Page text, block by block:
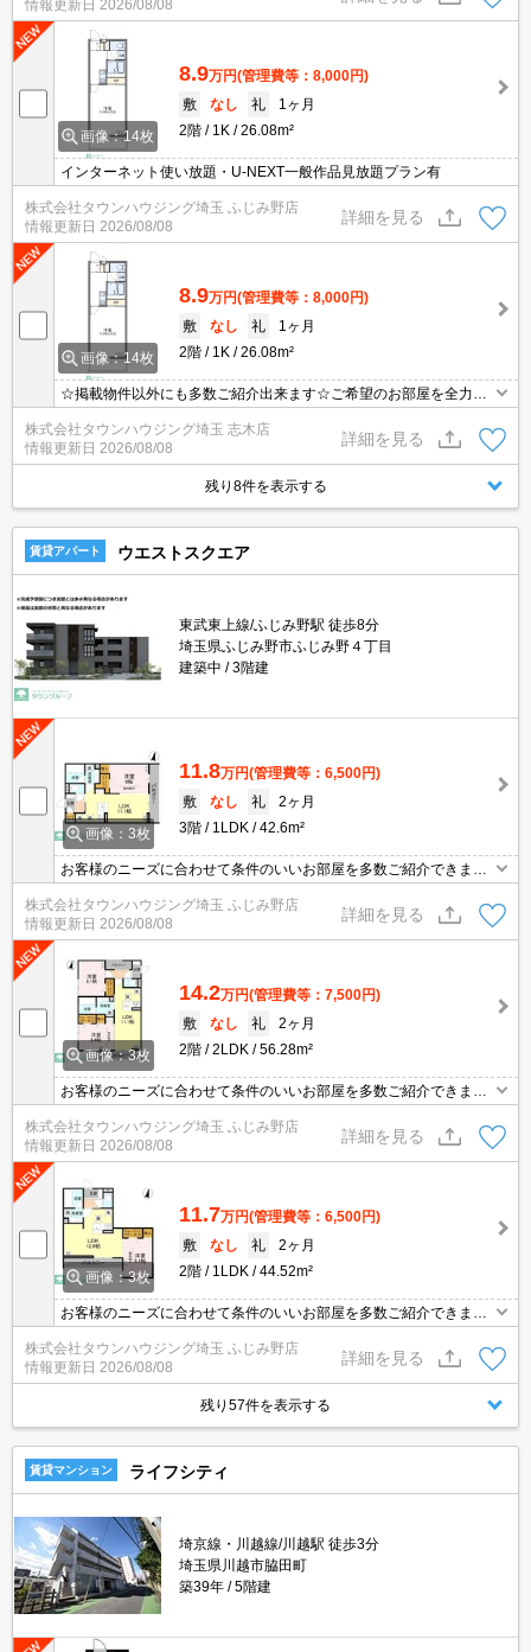
情報更新日 2026/08/08
画像：14枚
8.9万円(管理費等：8,000円)
敷
なし 礼
1ヶ月
2階
1K 26.08m²
インターネット使い放題・U-NEXT一般作品見放題プラン有
株式会社タウンハウジング埼玉 ふじみ野店
情報更新日 2026/08/08
詳細を見る
画像：14枚
8.9万円(管理費等：8,000円)
敷
なし 礼
1ヶ月
2階
1K 26.08m²
☆掲載物件以外にも多数ご紹介出来ます☆ご希望のお部屋を全力で
お探しさせて頂きます♪
株式会社タウンハウジング埼玉 志木店
情報更新日 2026/08/08
詳細を見る
残り8件を表示する
賃貸アパート ウエストスクエア
東武東上線/ふじみ野駅 徒歩8分
埼玉県ふじみ野市ふじみ野４丁目
建築中
3階建
画像：3枚
11.8万円(管理費等：6,500円)
敷
なし 礼
2ヶ月
3階
1LDK 42.6m²
お客様のニーズに合わせて条件のいいお部屋を多数ご紹介できます♪
情報数No.1のタウンハウジングまで是非お問い合わせください！
株式会社タウンハウジング埼玉 ふじみ野店
情報更新日 2026/08/08
詳細を見る
画像：3枚
14.2万円(管理費等：7,500円)
敷
なし 礼
2ヶ月
2階
2LDK 56.28m²
お客様のニーズに合わせて条件のいいお部屋を多数ご紹介できます♪
情報数No.1のタウンハウジングまで是非お問い合わせください！
株式会社タウンハウジング埼玉 ふじみ野店
情報更新日 2026/08/08
詳細を見る
画像：3枚
11.7万円(管理費等：6,500円)
敷
なし 礼
2ヶ月
2階
1LDK 44.52m²
お客様のニーズに合わせて条件のいいお部屋を多数ご紹介できます♪
情報数No.1のタウンハウジングまで是非お問い合わせください！
株式会社タウンハウジング埼玉 ふじみ野店
情報更新日 2026/08/08
詳細を見る
残り57件を表示する
賃貸マンション ライフシティ
埼京線・川越線/川越駅 徒歩3分
埼玉県川越市脇田町
築39年
5階建